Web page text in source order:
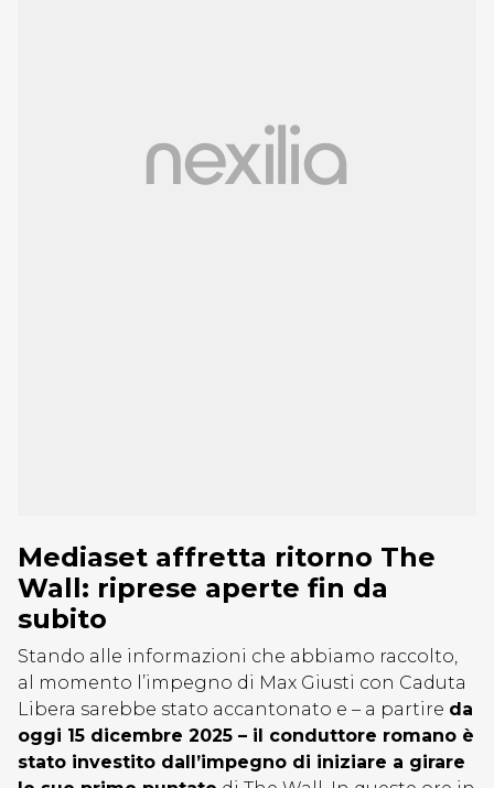
Mediaset affretta ritorno The
Wall: riprese aperte fin da
subito
Stando alle informazioni che abbiamo raccolto,
al momento l’impegno di Max Giusti con Caduta
Libera sarebbe stato accantonato e – a partire da
oggi 15 dicembre 2025 – il conduttore romano è
stato investito dall’impegno di iniziare a girare